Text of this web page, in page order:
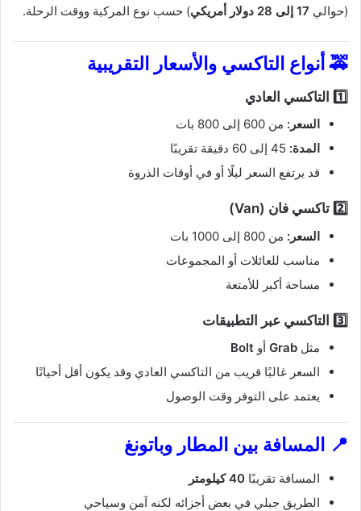
(حوالي 17 إلى 28 دولار أمريكي ) حسب نوع المركبة ووقت الرحلة.
🚕 أنواع التاكسي والأسعار التقريبية
1️⃣ التاكسي العادي
السعر: من 600 إلى 800 بات
المدة:
قد يرتفع السعر ليلًا أو في أوقات الذروة
2️⃣ تاكسي فان (Van)
السعر: من 800 إلى 1000 بات
مناسب للعائلات أو المجموعات
مساحة أكبر للأمتعة
3️⃣ التاكسي عبر التطبيقات
مثل Grab أو Bolt
السعر غالبًا قريب من التاكسي العادي وقد يكون أقل أحيانًا
يعتمد على التوفر وقت الوصول
📍 المسافة بين المطار وباتونغ
المسافة تقريبًا 40 كيلومتر
الطريق جبلي في بعض أجزائه لكنه آمن وسياحي